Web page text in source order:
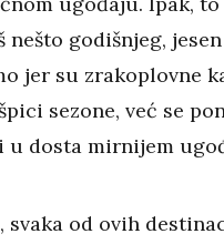
godišnjeg,
jer su zrakoplovne
sezone, već se
dosta mirnijem
svaka od ovih